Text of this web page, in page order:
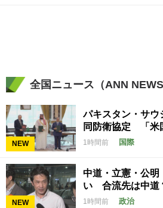
全国ニュース（ANN NEWS
NEW
パキスタン・サウ
同防衛協定 「米
1時間前 国際
NEW
中道・立憲・公
い 合流先は中道
1時間前 政治